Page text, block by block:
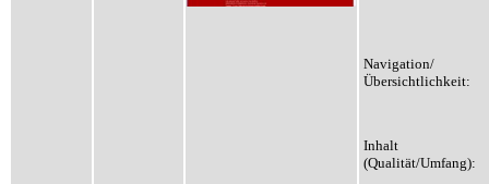
Navigation/
Übersichtlichkeit:
Inhalt
(Qualität/Umfang):